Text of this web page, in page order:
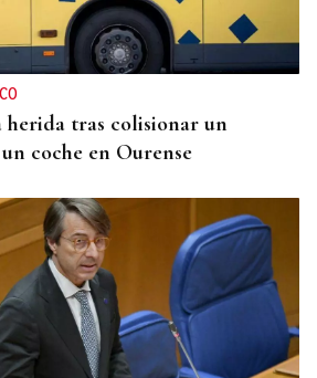
el XI ViBoMask
herida tras colisionar un
coche en Ourense